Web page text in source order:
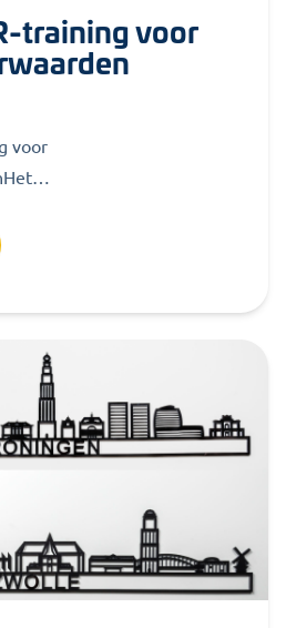
training voor
voor
modulair
zorgt dat jouw...